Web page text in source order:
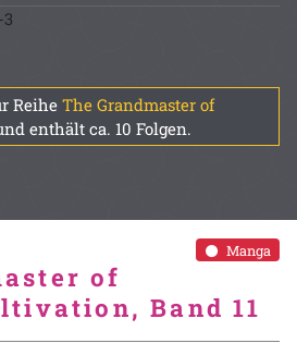
Reihe The Grandmaster of
enthält ca. 10 Folgen.
Manga
of
Band 11